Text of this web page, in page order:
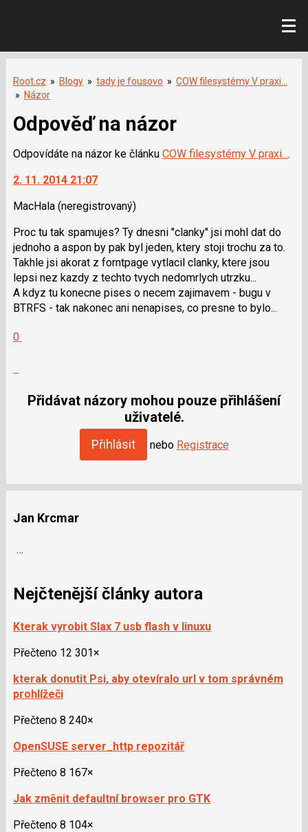
Root.cz » Blogy » tady je fousovo » COW filesystémy V praxi...
» Názor
Odpověď na názor
Odpovídáte na názor ke článku COW filesystémy V praxi....
2. 11. 2014 21:07
MacHala (neregistrovaný)
Proc tu tak spamujes? Ty dnesni "clanky" jsi mohl dat do
jednoho a aspon by pak byl jeden, ktery stoji trochu za to.
Takhle jsi akorat z forntpage vytlacil clanky, ktere jsou
lepsi nez kazdy z techto tvych nedomrlych utrzku...
A kdyz tu konecne pises o necem zajimavem - bugu v
BTRFS - tak nakonec ani nenapises, co presne to bylo...
0
jako
Přidávat názory mohou pouze přihlášení
uživatelé.
Přihlásit nebo Registrace
Jan Krcmar
…
Nejčtenější články autora
Kterak vyrobit Slax 7 usb flash v linuxu
Přečteno 12 301×
kterak donutit Psi, aby otevíralo url v tom správném
prohlížeči
Přečteno 8 240×
OpenSUSE server_http repozitář
Přečteno 8 167×
Jak změnit defaultní browser pro GTK
Přečteno 8 104×